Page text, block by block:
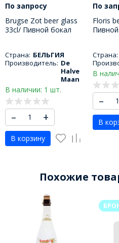
По запросу
Brugse Zot beer glass
33cl/ Пивной бокал
Страна: БЕЛЬГИЯ
Производитель: De
Halve
Maan
В наличии: 1 шт.
– +
В корзину
По
Floris
Страна:
В
–
В
Похожие